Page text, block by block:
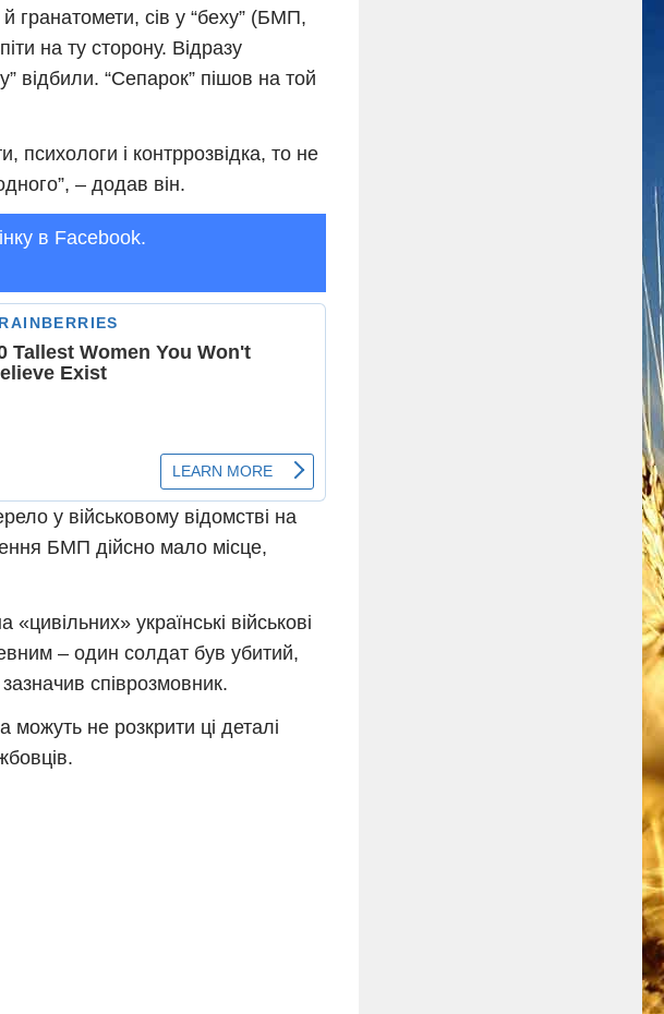
гранатомети, сів у “беху” (БМП,
на ту сторону. Відразу
відбили. “Сепарок” пішов на той
психологи і контррозвідка, то не
– додав він.
в Facebook.
у військовому відомстві на
БМП дійсно мало місце,
українські військові
– один солдат був убитий,
співрозмовник.
можуть не розкрити ці деталі